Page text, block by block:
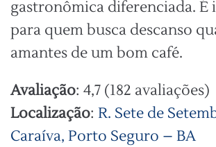
gastronômica diferenciada. É
para quem busca descanso
amantes de um bom café.
Avaliação: 4,7 (182 avaliações)
Localização: R. Sete de
Caraíva, Porto Seguro – BA